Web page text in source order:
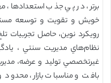
برتر، در پي جذب استعدادها،
خويش و تقويت و توسعه
رويكرد نوين، حاصل تجربيات
نظام‌هاي مديريت سنتي ،
غيرتخصصي توليد و عرضه،
بافت و مناسبات بازار،